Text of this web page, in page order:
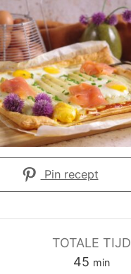
Pin recept
TOTALE TIJD
45 minuten
min